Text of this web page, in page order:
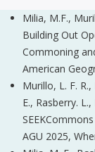
Milia, M.F.,
Building Out
Commoning
American
Murillo, L. F.
E., Rasberry.
AGU 2025,